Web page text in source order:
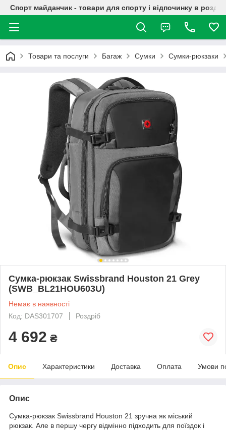
Спорт майданчик - товари для спорту і відпочинку в
Товари та послуги Багаж Сумки Сумки-рюкзаки
Сумка-рюкзак Swissbrand Houston 21 Grey
(SWB_BL21HOU603U)
Немає в наявності
Код: DAS301707
Роздріб
4 692 ₴
Опис Характеристики Доставка Оплата Умови
Опис
Сумка-рюкзак Swissbrand Houston 21 зручна як міський
рюкзак. Але в першу чергу відмінно підходить для поїздок і